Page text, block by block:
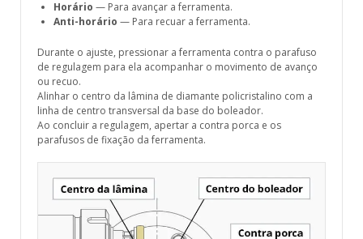
Horário — Para avançar a ferramenta.
Anti-horário — Para recuar a ferramenta.
Durante o ajuste, pressionar a ferramenta contra o parafuso
de regulagem para ela acompanhar o movimento de avanço
ou recuo.
Alinhar o centro da lâmina de diamante policristalino com a
linha de centro transversal da base do boleador.
Ao concluir a regulagem, apertar a contra porca e os
parafusos de fixação da ferramenta.